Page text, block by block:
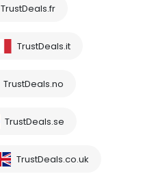
TrustDeals.fr
TrustDeals.it
TrustDeals.no
TrustDeals.se
TrustDeals.co.uk